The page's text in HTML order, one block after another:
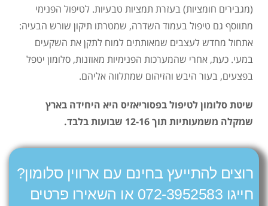
(מגבירים חומציות) בעזרת תמציות טבעיות. לטיפול הפנימי
מתווסף גם טיפול בעמוד השדרה, שמטרתו תיקון שורש הבעיה:
אתחול מחדש לעצבים שמאותתים למוח לתקן את השקעים
במעי. כעת, אחרי שהמערכות הפנימיות מאוזנות, סלומון יטפל
בפצעים, בעור היבש והזיהום שמתלווה אליהם.
שיטת סלומון לטיפול בפסוריאזיס היא היחידה בארץ
שמקלה משמעותיות תוך 12-16 שבועות בלבד.
רוצים להתייעץ בחינם עם ארווין סלומון?
חייגו 072-3952583 או השאירו פרטים